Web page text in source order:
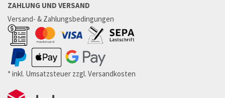
ZAHLUNG UND VERSAND
Versand- & Zahlungsbedingungen
* inkl. Umsatzsteuer zzgl. Versandkosten